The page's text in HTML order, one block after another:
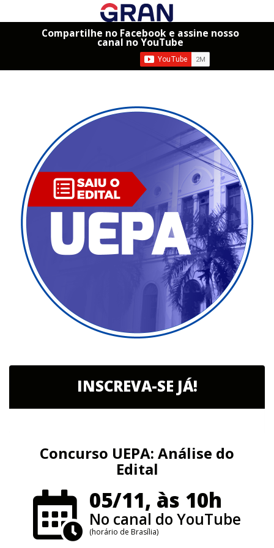
Compartilhe no Facebook e assine nosso
canal no YouTube
INSCREVA-SE JÁ!
Concurso UEPA: Análise do
Edital
05/11, às 10h
No canal do YouTube
(horário de Brasília)